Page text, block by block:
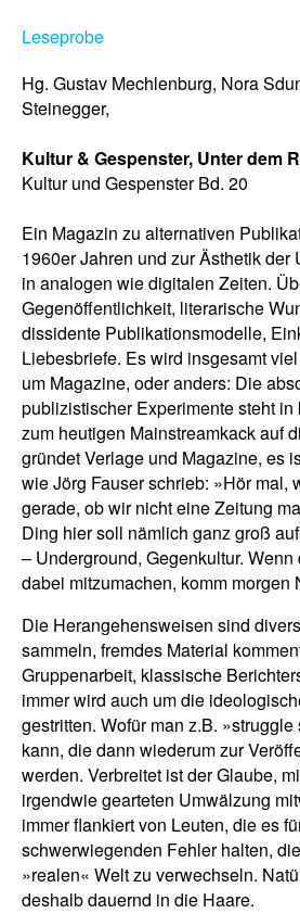
Hg. Gustav Mechlenburg, Nora
Steinegger,
Kultur & Gespenster, Unter dem
Kultur und Gespenster Bd. 20
Ein Magazin zu alternativen
1960er Jahren und zur Ästhetik der
in analogen wie digitalen Zeiten.
Gegenöffentlichkeit, literarische
dissidente Publikationsmodelle,
Liebesbriefe. Es wird insgesamt
um Magazine, oder anders: Die
publizistischer Experimente steht
zum heutigen Mainstreamkack auf
gründet Verlage und Magazine, es
wie Jörg Fauser schrieb: »Hör mal,
gerade, ob wir nicht eine Zeitung
Ding hier soll nämlich ganz groß
– Underground, Gegenkultur. Wenn
dabei mitzumachen, komm morgen
Die Herangehensweisen sind
sammeln, fremdes Material
Gruppenarbeit, klassische
immer wird auch um die
gestritten. Wofür man z.B.
kann, die dann wiederum zur
werden. Verbreitet ist der Glaube,
irgendwie gearteten Umwälzung
immer flankiert von Leuten, die es
schwerwiegenden Fehler halten,
»realen« Welt zu verwechseln.
deshalb dauernd in die Haare.
Leseprobe